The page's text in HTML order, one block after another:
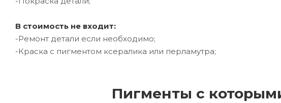
В стоимость не входит:
-Ремонт детали если необходимо;
-Краска с пигментом ксералика или перламутра;
Пигменты с